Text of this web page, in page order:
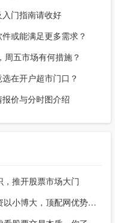
门指南请收好
或能满足更多需求？
五市场有何措施？
在开户超市门口？
价与分时图介绍
推开股票市场大门
股票和期货市场实力投资者擅配资以小博大，顶配网优势尽显